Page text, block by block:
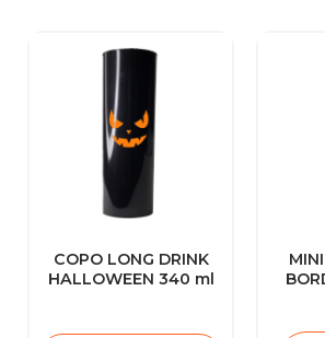
COPO LONG DRINK
HALLOWEEN 340 ml